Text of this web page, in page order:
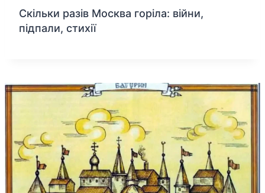
Скільки разів Москва горіла: війни,
підпали, стихії